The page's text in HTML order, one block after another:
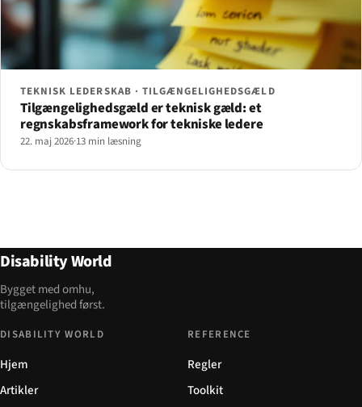
TEKNISK LEDERSKAB · TILGÆNGELIGHEDSGÆLD
Tilgængelighedsgæld er teknisk gæld: et
regnskabsframework for tekniske ledere
22. maj 2026·13 min læsning
Disability World
Bygget med omhu,
tilgængelighed først.
DISABILITY WORLD
Hjem
Artikler
REFERENCE
Regler
Toolkit